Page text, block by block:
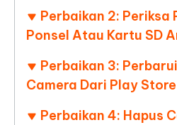
Perbaikan 2: Periksa
Ponsel Atau Kartu SD
Perbaikan 3:
Camera Dari Play Store
Perbaikan 4: Hapus